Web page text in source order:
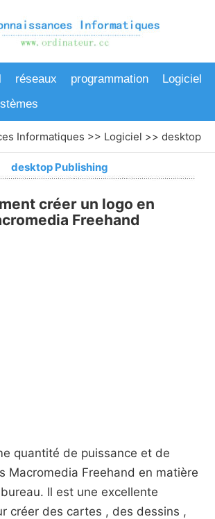
réseaux programmation
Logiciel
Informatiques >> Logiciel >> desktop
desktop Publishing
créer un logo en
Freehand
quantité de puissance et de
Macromedia Freehand en matière
Il est une excellente
créer des cartes , des dessins ,